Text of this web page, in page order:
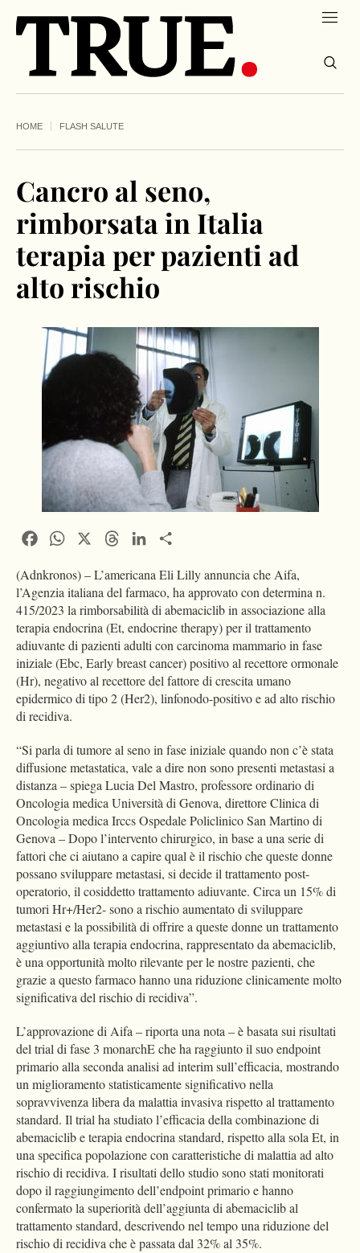
HOME FLASH SALUTE
Cancro al seno,
rimborsata in Italia
terapia per pazienti ad
alto rischio
FacebookWhatsApp ThreadsLinkedIn
(Adnkronos) – L’americana Eli Lilly annuncia che Aifa,
l’Agenzia italiana del farmaco, ha approvato con determina n.
415/2023 la rimborsabilità di abemaciclib in associazione alla
terapia endocrina (Et, endocrine therapy) per il trattamento
adiuvante di pazienti adulti con carcinoma mammario in fase
iniziale (Ebc, Early breast cancer) positivo al recettore ormonale
(Hr), negativo al recettore del fattore di crescita umano
epidermico di tipo 2 (Her2), linfonodo-positivo e ad alto rischio
di recidiva.
“Si parla di tumore al seno in fase iniziale quando non c’è stata
diffusione metastatica, vale a dire non sono presenti metastasi a
distanza – spiega Lucia Del Mastro, professore ordinario di
Oncologia medica Università di Genova, direttore Clinica di
Oncologia medica Irccs Ospedale Policlinico San Martino di
Genova – Dopo l’intervento chirurgico, in base a una serie di
fattori che ci aiutano a capire qual è il rischio che queste donne
possano sviluppare metastasi, si decide il trattamento post-
operatorio, il cosiddetto trattamento adiuvante. Circa un 15% di
tumori Hr+/Her2- sono a rischio aumentato di sviluppare
metastasi e la possibilità di offrire a queste donne un trattamento
aggiuntivo alla terapia endocrina, rappresentato da abemaciclib,
è una opportunità molto rilevante per le nostre pazienti, che
grazie a questo farmaco hanno una riduzione clinicamente molto
significativa del rischio di recidiva”.
L’approvazione di Aifa – riporta una nota – è basata sui risultati
del trial di fase 3 monarchE che ha raggiunto il suo endpoint
primario alla seconda analisi ad interim sull’efficacia, mostrando
un miglioramento statisticamente significativo nella
sopravvivenza libera da malattia invasiva rispetto al trattamento
standard. Il trial ha studiato l’efficacia della combinazione di
abemaciclib e terapia endocrina standard, rispetto alla sola Et, in
una specifica popolazione con caratteristiche di malattia ad alto
rischio di recidiva. I risultati dello studio sono stati monitorati
dopo il raggiungimento dell’endpoint primario e hanno
confermato la superiorità dell’aggiunta di abemaciclib al
trattamento standard, descrivendo nel tempo una riduzione del
rischio di recidiva che è passata dal 32% al 35%.